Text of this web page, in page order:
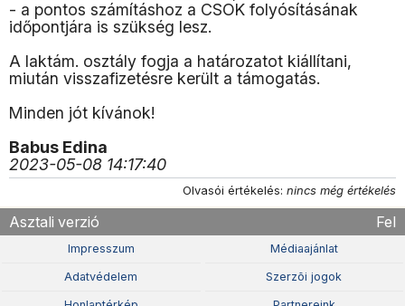
- a pontos számításhoz a CSOK folyósításának
időpontjára is szükség lesz.
A laktám. osztály fogja a határozatot kiállítani,
miután visszafizetésre került a támogatás.
Minden jót kívánok!
Babus Edina
2023-05-08 14:17:40
Olvasói értékelés: nincs még értékelés
Asztali verzió Fel
Impresszum Médiaajánlat
Adatvédelem Szerzõi jogok